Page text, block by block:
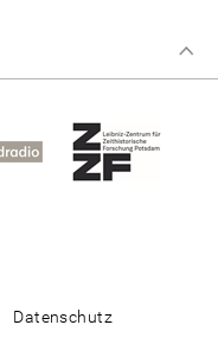
Datenschutz